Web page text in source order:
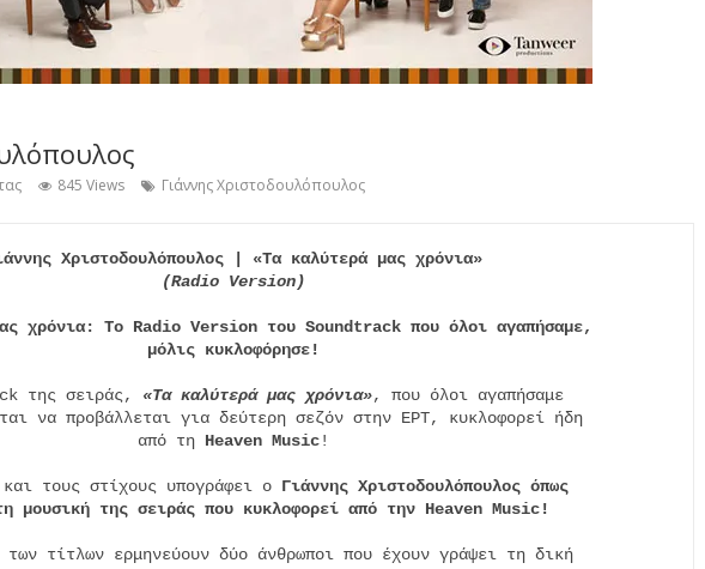
845 Views Γιάννης Χριστοδουλόπουλος
Χριστοδουλόπουλος | «Τα καλύτερά μας χρόνια»
(Radio Version)
χρόνια: To Radio Version του Soundtrack που όλοι αγαπήσαμε,
μόλις κυκλοφόρησε!
της σειράς, «Τα καλύτερά μας χρόνια», που όλοι αγαπήσαμε
να προβάλλεται για δεύτερη σεζόν στην ΕΡΤ, κυκλοφορεί ήδη
από τη Heaven Music!
τους στίχους υπογράφει ο Γιάννης Χριστοδουλόπουλος όπως
μουσική της σειράς που κυκλοφορεί από την Heaven Music!
των τίτλων ερμηνεύουν δύο άνθρωποι που έχουν γράψει τη δική